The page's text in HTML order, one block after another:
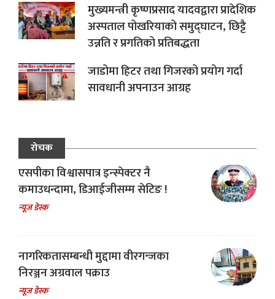
मुख्यमन्त्री कृष्णप्रसाद यादवद्वारा प्रादेशिक
अस्पताल पोखरियाको समुद्घाटन, छिट्टै
उन्नति र प्रगतिको प्रतिबद्धता
जाडोमा हिटर तथा गिजरको प्रयोग गर्दा
सावधानी अपनाउन आग्रह
रोचक
एसपीका विश्वासपात्र इन्स्पेक्टर नै
कमाउधन्दामा, डिआईजीसम्म सेटिङ !
न्यूज डेस्क
नागरिकतासम्बन्धी मुद्दामा वीरगन्जका
निरञ्जन अग्रवाल पक्राउ
न्यूज डेस्क